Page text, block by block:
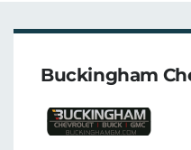
Buckingham